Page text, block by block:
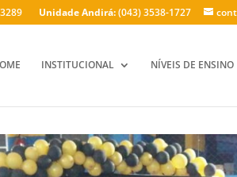
3289 Unidade Andirá:(043) 3538-1727
INSTITUCIONAL NÍVEIS DE ENSINO